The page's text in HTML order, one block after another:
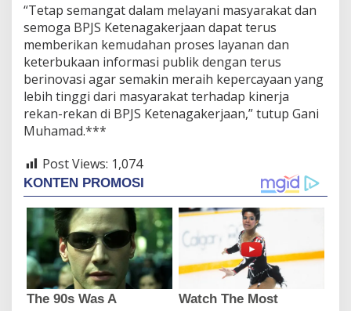
“Tetap semangat dalam melayani masyarakat dan
semoga BPJS Ketenagakerjaan dapat terus
memberikan kemudahan proses layanan dan
keterbukaan informasi publik dengan terus
berinovasi agar semakin meraih kepercayaan yang
lebih tinggi dari masyarakat terhadap kinerja
rekan-rekan di BPJS Ketenagakerjaan,” tutup Gani
Muhamad.***
Post Views: 1,074